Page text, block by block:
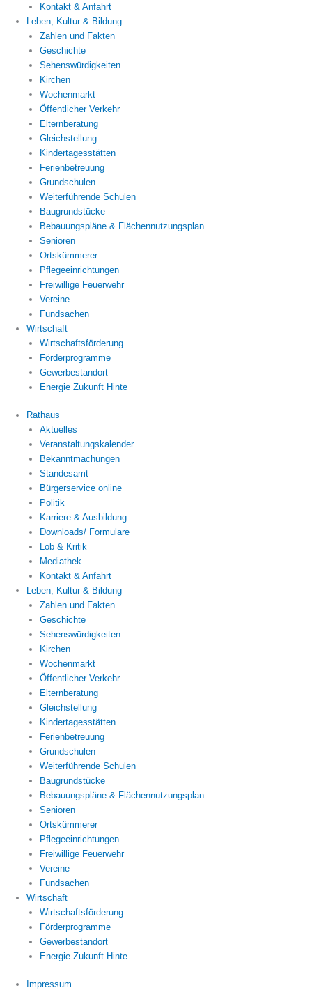
Kontakt & Anfahrt
Leben, Kultur & Bildung
Zahlen und Fakten
Geschichte
Sehenswürdigkeiten
Kirchen
Wochenmarkt
Öffentlicher Verkehr
Elternberatung
Gleichstellung
Kindertagesstätten
Ferienbetreuung
Grundschulen
Weiterführende Schulen
Baugrundstücke
Bebauungspläne & Flächennutzungsplan
Senioren
Ortskümmerer
Pflegeeinrichtungen
Freiwillige Feuerwehr
Vereine
Fundsachen
Wirtschaft
Wirtschaftsförderung
Förderprogramme
Gewerbestandort
Energie Zukunft Hinte
Rathaus
Aktuelles
Veranstaltungskalender
Bekanntmachungen
Standesamt
Bürgerservice online
Politik
Karriere & Ausbildung
Downloads/ Formulare
Lob & Kritik
Mediathek
Kontakt & Anfahrt
Leben, Kultur & Bildung
Zahlen und Fakten
Geschichte
Sehenswürdigkeiten
Kirchen
Wochenmarkt
Öffentlicher Verkehr
Elternberatung
Gleichstellung
Kindertagesstätten
Ferienbetreuung
Grundschulen
Weiterführende Schulen
Baugrundstücke
Bebauungspläne & Flächennutzungsplan
Senioren
Ortskümmerer
Pflegeeinrichtungen
Freiwillige Feuerwehr
Vereine
Fundsachen
Wirtschaft
Wirtschaftsförderung
Förderprogramme
Gewerbestandort
Energie Zukunft Hinte
Impressum